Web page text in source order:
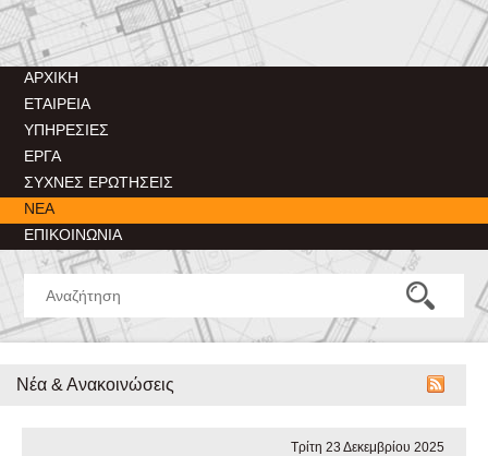
ΑΡΧΙΚΉ
ΕΤΑΙΡΕΊΑ
ΥΠΗΡΕΣΊΕΣ
ΈΡΓΑ
ΣΥΧΝΈΣ ΕΡΩΤΉΣΕΙΣ
ΝΈΑ
ΕΠΙΚΟΙΝΩΝΊΑ
Νέα & Ανακοινώσεις
Τρίτη 23 Δεκεμβρίου 2025